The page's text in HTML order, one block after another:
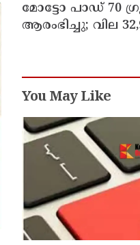
മോട്ടോ പാഡ് 70
ആരംഭിച്ചു; വില
You May Like